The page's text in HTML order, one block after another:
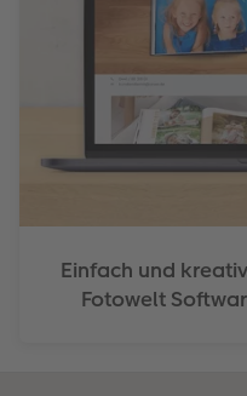
Einfach und
Fotowelt